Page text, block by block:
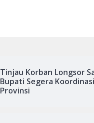
Tinjau Korban Longsor
Bupati Segera
Provinsi